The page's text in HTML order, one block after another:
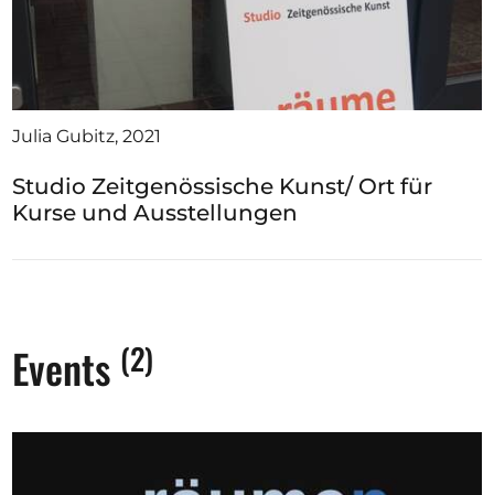
Julia Gubitz, 2021
Studio Zeitgenössische Kunst/ Ort für
Kurse und Ausstellungen
Events (2)